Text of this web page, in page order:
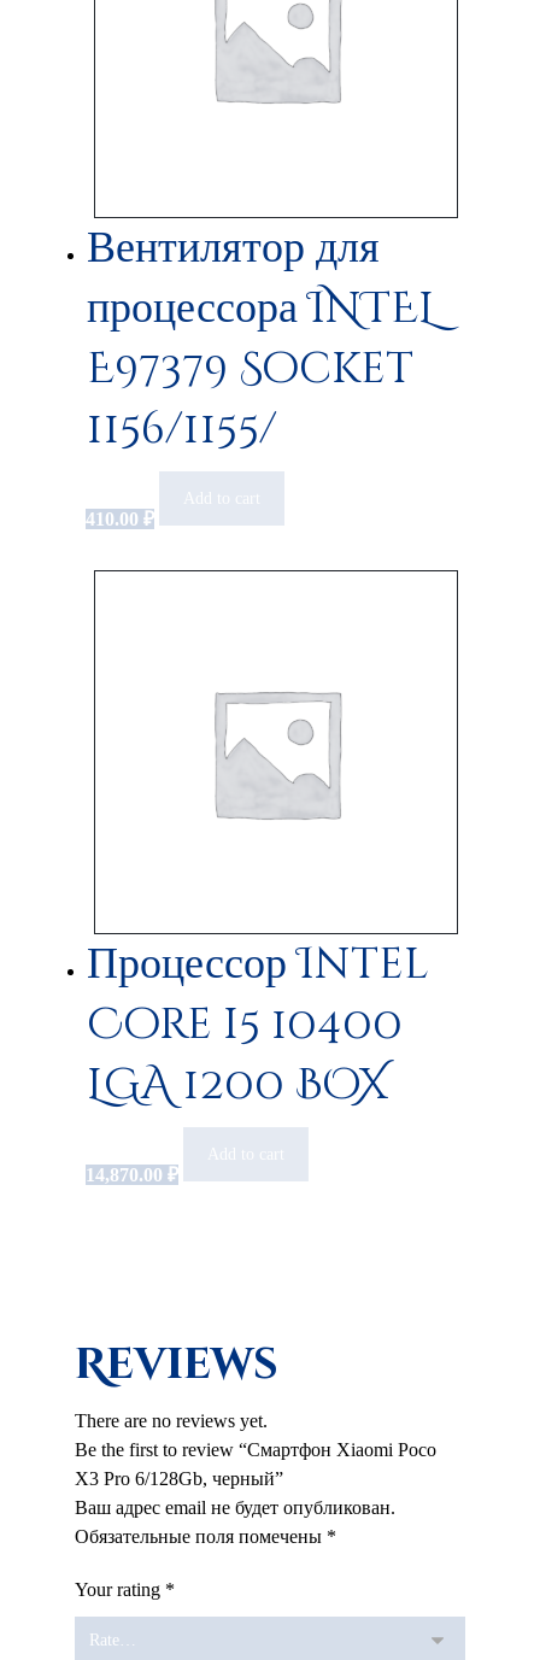
Вентилятор для
процессора INTEL
E97379 Socket
1156/1155/
410.00₽
Add to cart
Процессор Intel
Core i5 10400
LGA 1200 BOX
14,870.00₽
Add to cart
Reviews
There are no reviews yet.
Be the first to review “Смартфон Xiaomi Poco
X3 Pro 6/128Gb, черный”
Ваш адрес email не будет опубликован.
Обязательные поля помечены *
Your rating *